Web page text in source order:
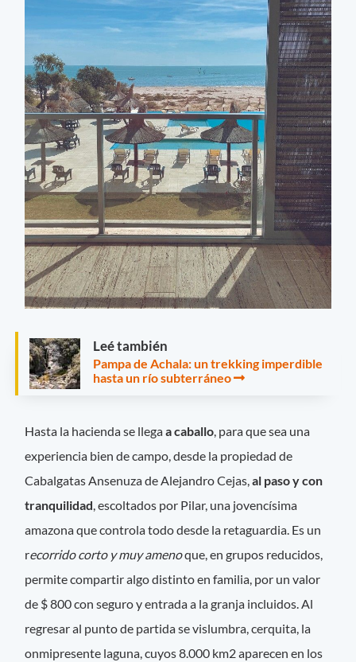
Leé también
Pampa de Achala: un trekking imperdible
hasta un río subterráneo
Hasta la hacienda se llegaa caballo, para que sea una
experiencia bien de campo, desde la propiedad de
Cabalgatas Ansenuza de Alejandro Cejas,al paso y con
tranquilidad, escoltados por Pilar, una jovencísima
amazona que controla todo desde la retaguardia. Es un
recorrido corto y muy amenoque, en grupos reducidos,
permite compartir algo distinto en familia, por un valor
de $ 800 con seguro y entrada a la granja incluidos. Al
regresar al punto de partida se vislumbra, cerquita, la
onmipresente laguna, cuyos 8.000 km2 aparecen en los